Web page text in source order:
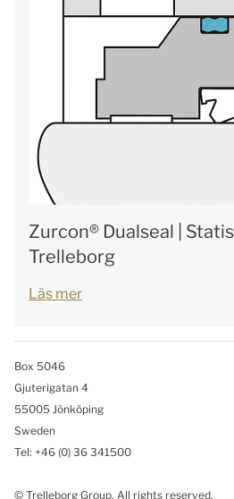
Zurcon® Dualseal |
Trelleborg
Läs mer
Box 5046
Gjuterigatan 4
55005 Jönköping
Sweden
Tel: +46 (0) 36 341500
© Trelleborg Group. All rights reserved.